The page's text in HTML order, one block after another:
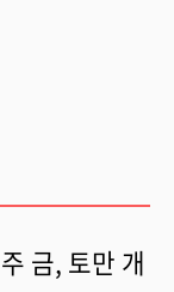
금, 토만 개